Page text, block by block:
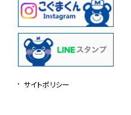
サイトポリシー